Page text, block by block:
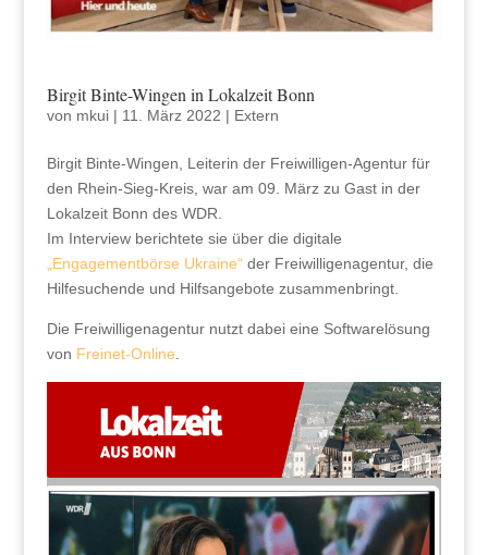
Birgit Binte-Wingen in Lokalzeit Bonn
von mkui| 11. März 2022 | Extern
Birgit Binte-Wingen, Leiterin der Freiwilligen-Agentur für
den Rhein-Sieg-Kreis, war am 09. März zu Gast in der
Lokalzeit Bonn des WDR.
Im Interview berichtete sie über die digitale
„Engagementbörse Ukraine“ der Freiwilligenagentur, die
Hilfesuchende und Hilfsangebote zusammenbringt.
Die Freiwilligenagentur nutzt dabei eine Softwarelösung
von Freinet-Online.